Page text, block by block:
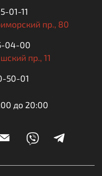
01-11
пр., 80
04-00
пр., 11
50-01
до 20:00